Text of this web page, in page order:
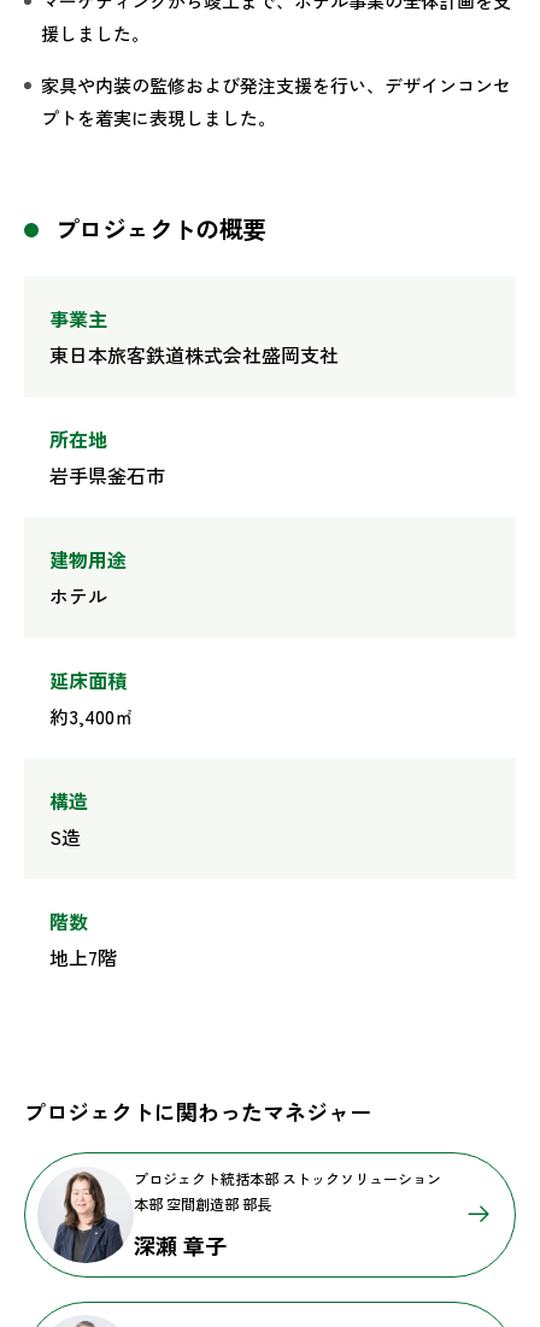
援しました。
家具や内装の監修および発注支援を行い、デザインコンセ
プトを着実に表現しました。
プロジェクトの概要
事業主
東日本旅客鉄道株式会社盛岡支社
所在地
岩手県釜石市
建物用途
ホテル
延床面積
約3,400㎡
構造
S造
階数
地上7階
プロジェクトに関わったマネジャー
プロジェクト統括本部 ストックソリューション
本部 空間創造部 部長
深瀬 章子